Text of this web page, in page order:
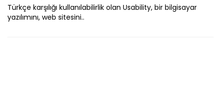
Türkçe karşılığı kullanılabilirlik olan Usability, bir bilgisayar
yazılımını, web sitesini..